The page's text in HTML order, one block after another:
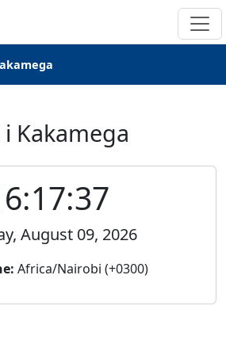
Kakamega
August 09, 2026
Africa/Nairobi (+0300)